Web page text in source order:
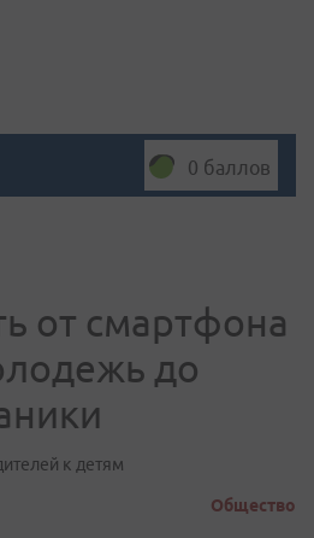
0 баллов
от смартфона
до
к детям
Общество